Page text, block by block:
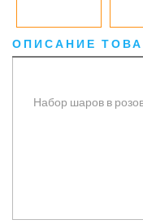
ОПИСАНИЕ
Набор шаров в